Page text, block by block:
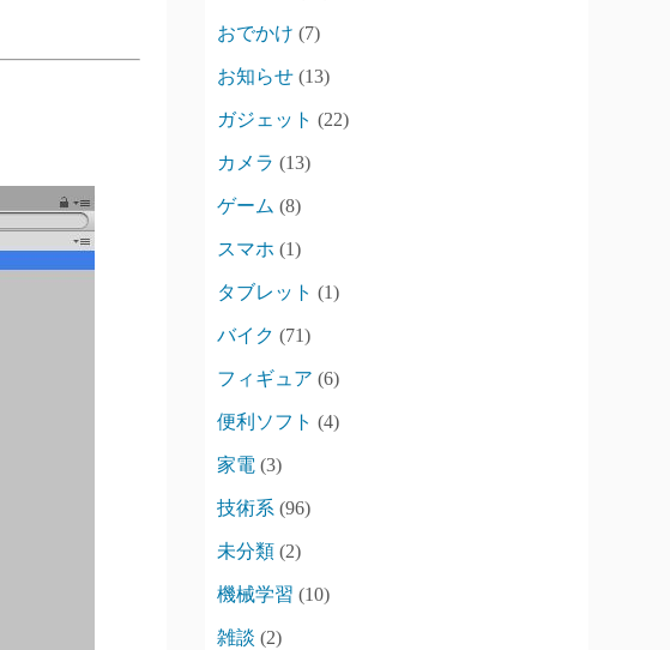
おでかけ (7)
お知らせ (13)
ガジェット (22)
カメラ (13)
ゲーム (8)
スマホ (1)
タブレット (1)
バイク (71)
フィギュア (6)
便利ソフト (4)
家電 (3)
技術系 (96)
未分類 (2)
機械学習 (10)
雑談 (2)